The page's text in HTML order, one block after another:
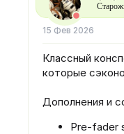
15 Фев 2026
Классный
которые
Дополнения и
Pre‑fader